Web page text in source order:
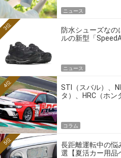
ニュース
防水シューズなの
ルの新型「
3位
ニュース
STI（スバル）、
タ）、HRC（ホ
4位
コラム
長距離運転中の悩
選【夏活カー用品
5位